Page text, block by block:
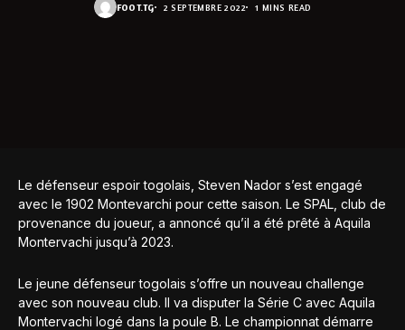
FOOT.TG 2 SEPTEMBRE 2022 1 MINS READ
Le défenseur espoir togolais, Steven Nador s’est engagé
avec le 1902 Montevarchi pour cette saison. Le SPAL, club de
provenance du joueur, a annoncé qu’il a été prêté à Aquila
Montervachi jusqu’à 2023.
Le jeune défenseur togolais s’offre un nouveau challenge
avec son nouveau club. Il va disputer la Série C avec Aquila
Montervachi logé dans la poule B. Le championnat démarre